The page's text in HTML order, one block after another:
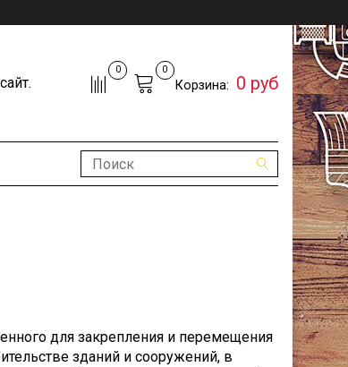
0 0
Корзина: 0 руб
для закрепления и перемещения
зданий и сооружений, в